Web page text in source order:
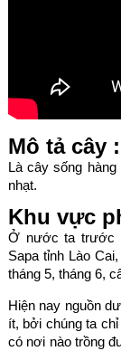
Mô tả cây :
Là cây sống
nhạt.
Khu vực
Ở nước ta trước
Sapa tỉnh Lào
tháng 5, tháng 6,
Hiện nay nguồn
ít, bởi chúng ta
có nơi nào trồng